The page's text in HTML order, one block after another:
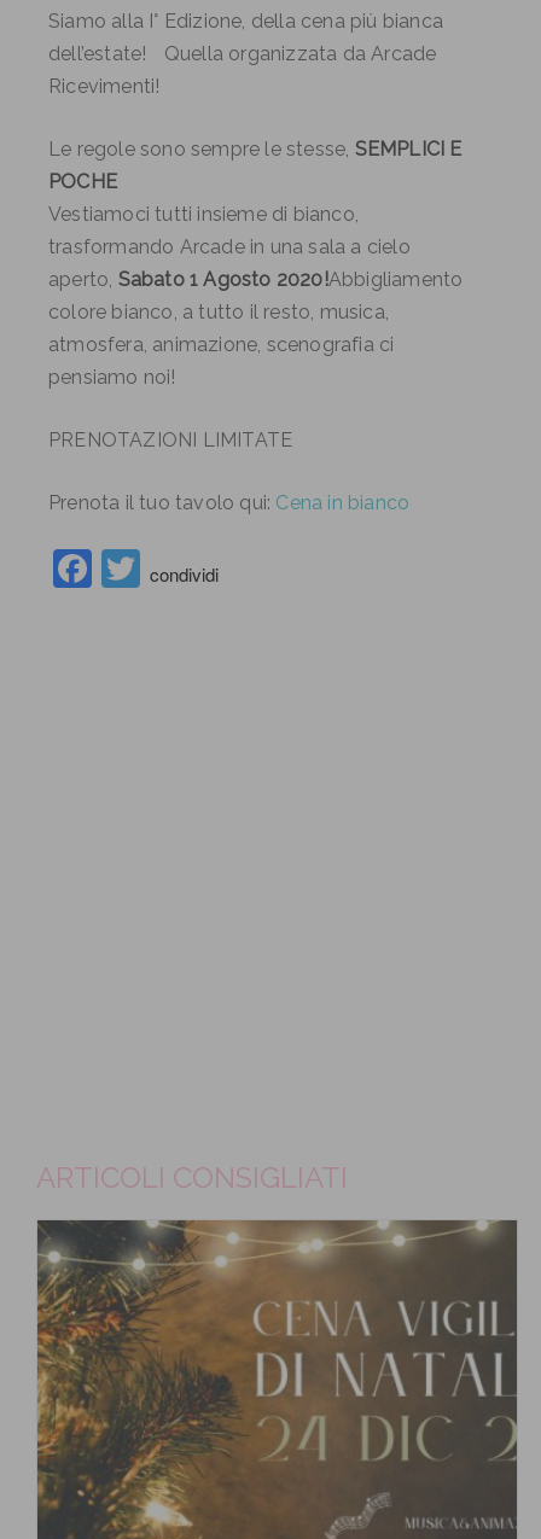
Siamo alla I° Edizione, della cena più bianca
dell’estate! Quella organizzata da Arcade
Ricevimenti!
Le regole sono sempre le stesse, SEMPLICI E
POCHE
Vestiamoci tutti insieme di bianco,
trasformando Arcade in una sala a cielo
aperto, Sabato 1 Agosto 2020!Abbigliamento
colore bianco, a tutto il resto, musica,
atmosfera, animazione, scenografia ci
pensiamo noi!
PRENOTAZIONI LIMITATE
Prenota il tuo tavolo qui: Cena in bianco
FacebookTwitter
condividi
ARTICOLI CONSIGLIATI